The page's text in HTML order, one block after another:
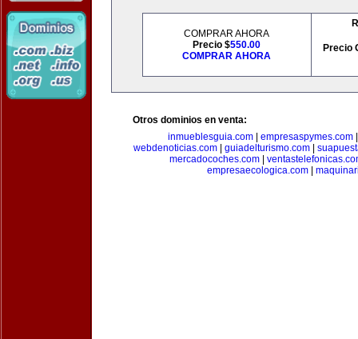
COMPRAR AHORA
Precio $550.00
COMPRAR AHORA
Precio
Otros dominios en venta:
inmueblesguia.com| empresaspymes.com
webdenoticias.com
guiadelturismo.com
mercadocoches.com|
empresaecologica.com